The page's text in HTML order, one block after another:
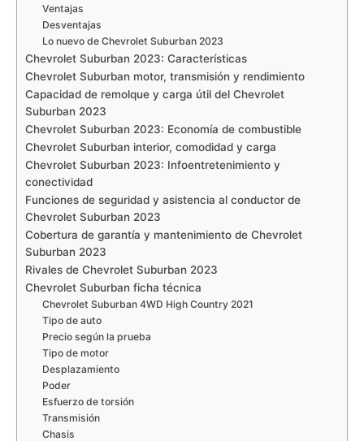
Ventajas
Desventajas
Lo nuevo de Chevrolet Suburban 2023
Chevrolet Suburban 2023: Características
Chevrolet Suburban motor, transmisión y rendimiento
Capacidad de remolque y carga útil del Chevrolet
Suburban 2023
Chevrolet Suburban 2023: Economía de combustible
Chevrolet Suburban interior, comodidad y carga
Chevrolet Suburban 2023: Infoentretenimiento y
conectividad
Funciones de seguridad y asistencia al conductor de
Chevrolet Suburban 2023
Cobertura de garantía y mantenimiento de Chevrolet
Suburban 2023
Rivales de Chevrolet Suburban 2023
Chevrolet Suburban ficha técnica
Chevrolet Suburban 4WD High Country 2021
Tipo de auto
Precio según la prueba
Tipo de motor
Desplazamiento
Poder
Esfuerzo de torsión
Transmisión
Chasis